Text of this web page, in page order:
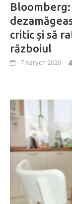
critic și să
războiul
7 Август 2026